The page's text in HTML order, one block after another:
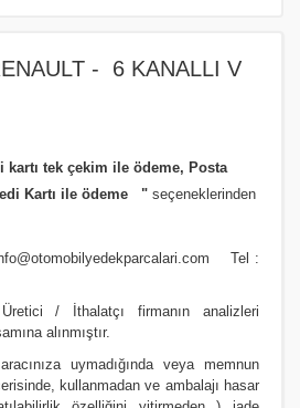
- 6 KANALLI V
kartı tek çekim ile ödeme, Posta
Kartı ile ödeme
" seçeneklerinden
Tel :
/ İthalatçı firmanın analizleri
alınmıştır.
uymadığında veya memnun
kullanmadan ve ambalajı hasar